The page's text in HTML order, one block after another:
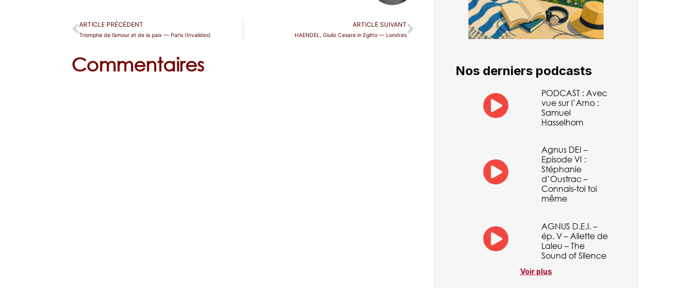
ARTICLE PRÉCÉDENT
Triomphe de l’amour et de la paix — Paris (Invalides)
ARTICLE SUIVANT
HAENDEL, Giulio Cesare in Egitto — Londres
Commentaires Nos derniers podcasts
PODCAST : Avec
vue sur l’Arno :
Samuel
Hasselhorn
Agnus DEI –
Episode VI :
Stéphanie
d’Oustrac –
Connais-toi toi
même
AGNUS D.E.I. –
ép. V – Aliette de
Laleu – The
Sound of Silence
Voir plus